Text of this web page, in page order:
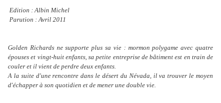
Edition : Albin Michel
Parution : Avril 2011
Golden Richards ne supporte plus sa vie : mormon polygame avec quatre
épouses et vingt-huit enfants, sa petite entreprise de bâtiment est en train de
couler et il vient de perdre deux enfants.
A la suite d'une rencontre dans le désert du Névada, il va trouver le moyen
d'échapper à son quotidien et de mener une double vie.